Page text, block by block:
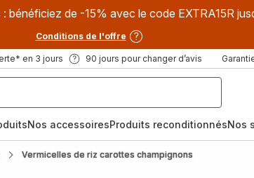
bénéficiez de -15% avec le code EXTRA15R
Conditions de l'offre
en 3 jours 90 jours pour changer d’avis
Nos accessoiresProduits reconditionnésNos
Vermicelles de riz carottes champignons